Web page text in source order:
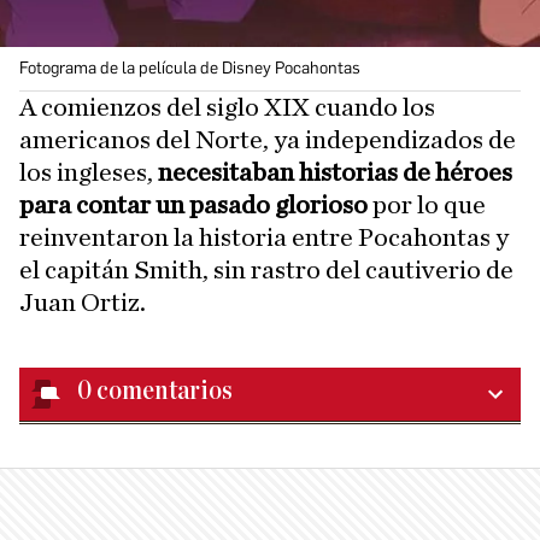
Fotograma de la película de Disney Pocahontas
A comienzos del siglo XIX cuando los
americanos del Norte, ya independizados de
los ingleses, necesitaban historias de héroes
para contar un pasado gloriosopor lo que
reinventaron la historia entre Pocahontas y
el capitán Smith, sin rastro del cautiverio de
Juan Ortiz.
0 comentarios